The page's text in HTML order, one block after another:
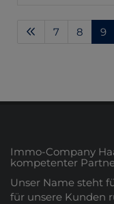
7 8 9
Immo-Company
kompetenter
Unser Name steht
für unsere Kunden